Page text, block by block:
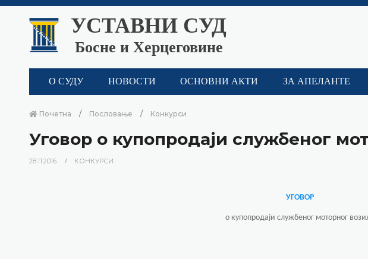
УСТАВНИ СУД
Босне и Херцеговине
О СУДУ НОВОСТИ ОСНОВНИ АКТИ ЗА АПЕЛАНТЕ
Почетна Пословање Конкурси
Уговор о купопродаји службеног
28.11.2016. КОНКУРСИ
УГОВОР
о купопродаји службеног моторног